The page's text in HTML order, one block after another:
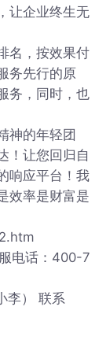
让企业终生无
名，按效果付
务先行的原
务，同时，也
神的年轻团
！让您回归自
响应平台！我
效率是财富是
电话：400-7
李） 联系